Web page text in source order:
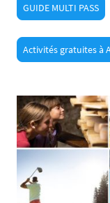
GUIDE MULTI PASS
Activités gratuites à